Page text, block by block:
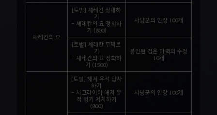
셰레칸의 묘
[토벌] 셰레칸 상대하
기
- 셰레칸의 묘 정화하
기 (800)
사냥꾼의 인장 100개
[토벌] 셰레칸 무찌르
기
- 셰레칸의 묘 정화하
기 (1500)
봉인된 검은 마력의 수정
10개
[토벌] 해저 유적 답사
하기
- 시크라이아 해저 유
적 병기 처치하기
(800)
사냥꾼의 인장 100개